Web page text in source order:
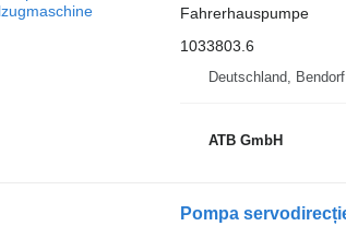
Fahrerhauspumpe
1033803.6
Deutschland, Bendorf
ATB GmbH